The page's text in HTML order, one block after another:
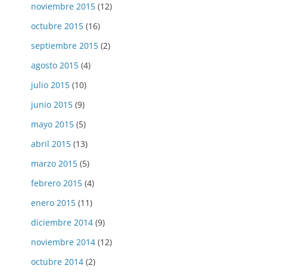
noviembre 2015 (12)
octubre 2015 (16)
septiembre 2015 (2)
agosto 2015 (4)
julio 2015 (10)
junio 2015 (9)
mayo 2015 (5)
abril 2015 (13)
marzo 2015 (5)
febrero 2015 (4)
enero 2015 (11)
diciembre 2014 (9)
noviembre 2014 (12)
octubre 2014 (2)